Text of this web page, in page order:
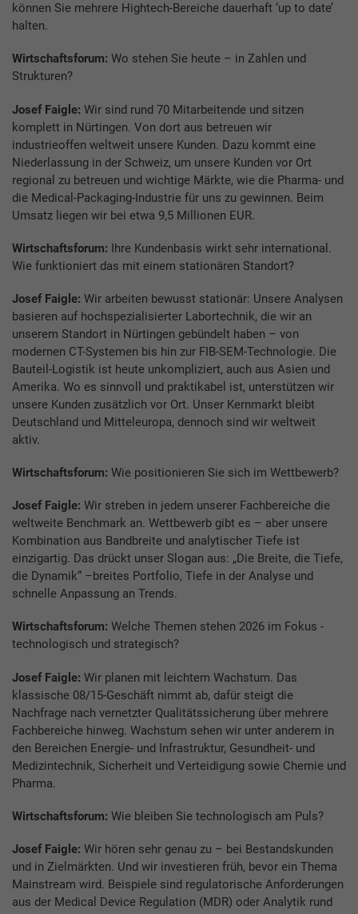
können Sie mehrere Hightech-Bereiche dauerhaft ‘up to date’
halten.
Wirtschaftsforum: Wo stehen Sie heute – in Zahlen und
Strukturen?
Josef Faigle: Wir sind rund 70 Mitarbeitende und sitzen
komplett in Nürtingen. Von dort aus betreuen wir
industrieoffen weltweit unsere Kunden. Dazu kommt eine
Niederlassung in der Schweiz, um unsere Kunden vor Ort
regional zu betreuen und wichtige Märkte, wie die Pharma- und
die Medical-Packaging-Industrie für uns zu gewinnen. Beim
Umsatz liegen wir bei etwa 9,5 Millionen EUR.
Wirtschaftsforum: Ihre Kundenbasis wirkt sehr international.
Wie funktioniert das mit einem stationären Standort?
Josef Faigle: Wir arbeiten bewusst stationär: Unsere Analysen
basieren auf hochspezialisierter Labortechnik, die wir an
unserem Standort in Nürtingen gebündelt haben – von
modernen CT-Systemen bis hin zur FIB-SEM-Technologie. Die
Bauteil-Logistik ist heute unkompliziert, auch aus Asien und
Amerika. Wo es sinnvoll und praktikabel ist, unterstützen wir
unsere Kunden zusätzlich vor Ort. Unser Kernmarkt bleibt
Deutschland und Mitteleuropa, dennoch sind wir weltweit
aktiv.
Wirtschaftsforum: Wie positionieren Sie sich im Wettbewerb?
Josef Faigle: Wir streben in jedem unserer Fachbereiche die
weltweite Benchmark an. Wettbewerb gibt es – aber unsere
Kombination aus Bandbreite und analytischer Tiefe ist
einzigartig. Das drückt unser Slogan aus: „Die Breite, die Tiefe,
die Dynamik“ –breites Portfolio, Tiefe in der Analyse und
schnelle Anpassung an Trends.
Wirtschaftsforum: Welche Themen stehen 2026 im Fokus -
technologisch und strategisch?
Josef Faigle: Wir planen mit leichtem Wachstum. Das
klassische 08/15-Geschäft nimmt ab, dafür steigt die
Nachfrage nach vernetzter Qualitätssicherung über mehrere
Fachbereiche hinweg. Wachstum sehen wir unter anderem in
den Bereichen Energie- und Infrastruktur, Gesundheit- und
Medizintechnik, Sicherheit und Verteidigung sowie Chemie und
Pharma.
Wirtschaftsforum: Wie bleiben Sie technologisch am Puls?
Josef Faigle: Wir hören sehr genau zu – bei Bestandskunden
und in Zielmärkten. Und wir investieren früh, bevor ein Thema
Mainstream wird. Beispiele sind regulatorische Anforderungen
aus der Medical Device Regulation (MDR) oder Analytik rund